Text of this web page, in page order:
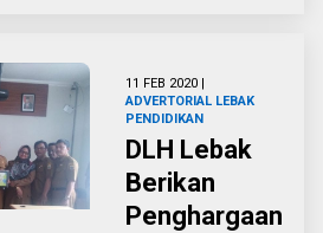
11 FEB 2020 |
ADVERTORIAL LEBAK
PENDIDIKAN
DLH Lebak
Berikan
Penghargaan